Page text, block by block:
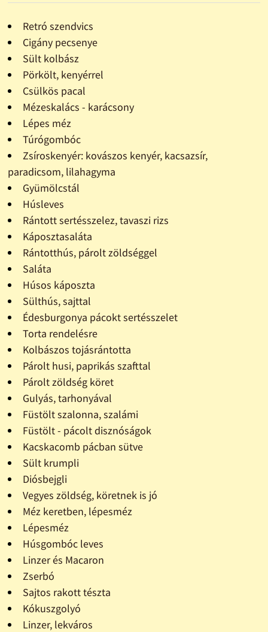
Retró szendvics
Cigány pecsenye
Sült kolbász
Pörkölt, kenyérrel
Csülkös pacal
Mézeskalács - karácsony
Lépes méz
Túrógombóc
Zsíroskenyér: kovászos kenyér, kacsazsír,
paradicsom, lilahagyma
Gyümölcstál
Húsleves
Rántott sertésszelez, tavaszi rizs
Káposztasaláta
Rántotthús, párolt zöldséggel
Saláta
Húsos káposzta
Sülthús, sajttal
Édesburgonya pácokt sertésszelet
Torta rendelésre
Kolbászos tojásrántotta
Párolt husi, paprikás szafttal
Párolt zöldség köret
Gulyás, tarhonyával
Füstölt szalonna, szalámi
Füstölt - pácolt disznóságok
Kacskacomb pácban sütve
Sült krumpli
Diósbejgli
Vegyes zöldség, köretnek is jó
Méz keretben, lépesméz
Lépesméz
Húsgombóc leves
Linzer és Macaron
Zserbó
Sajtos rakott tészta
Kókuszgolyó
Linzer, lekváros